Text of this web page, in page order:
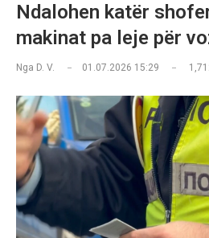
Ndalohen katër
makinat pa leje për
Nga D. V. 01.07.2026 15:29